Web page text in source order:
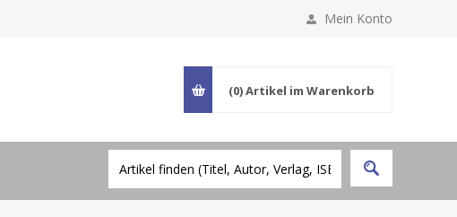
Mein Konto
(0)Artikel im Warenkorb